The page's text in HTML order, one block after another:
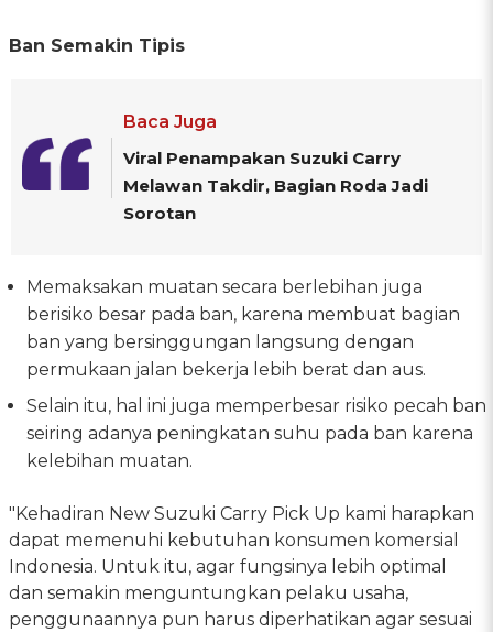
Ban Semakin Tipis
Baca Juga
Viral Penampakan Suzuki Carry
Melawan Takdir, Bagian Roda Jadi
Sorotan
Memaksakan muatan secara berlebihan juga
berisiko besar pada ban, karena membuat bagian
ban yang bersinggungan langsung dengan
permukaan jalan bekerja lebih berat dan aus.
Selain itu, hal ini juga memperbesar risiko pecah ban
seiring adanya peningkatan suhu pada ban karena
kelebihan muatan.
"Kehadiran New Suzuki Carry Pick Up kami harapkan
dapat memenuhi kebutuhan konsumen komersial
Indonesia. Untuk itu, agar fungsinya lebih optimal
dan semakin menguntungkan pelaku usaha,
penggunaannya pun harus diperhatikan agar sesuai